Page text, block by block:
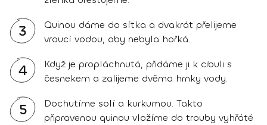
3
Quinou dáme do sítka a dvakrát přelijeme
vroucí vodou, aby nebyla hořká.
4
Když je propláchnutá, přidáme ji k cibuli s
česnekem a zalijeme dvěma hrnky vody.
5
Dochutíme solí a kurkumou. Takto
připravenou quinou vložíme do trouby vyhřáté